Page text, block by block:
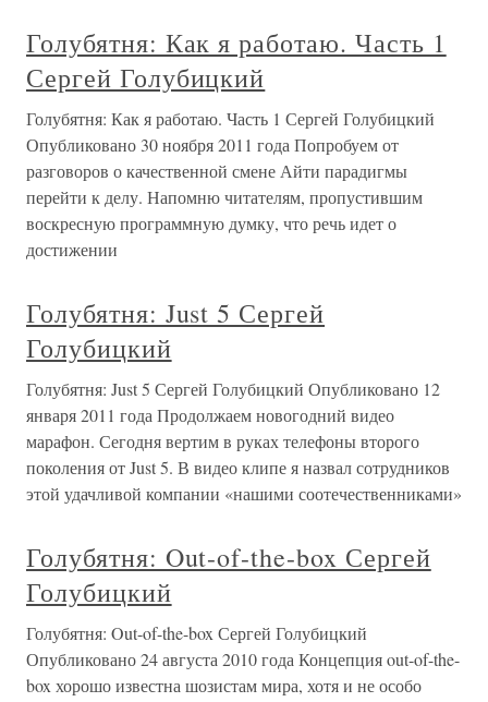
Голубятня: Как я работаю. Часть 1
Сергей Голубицкий
Голубятня: Как я работаю. Часть 1 Сергей Голубицкий
Опубликовано 30 ноября 2011 года Попробуем от
разговоров о качественной смене Айти парадигмы
перейти к делу. Напомню читателям, пропустившим
воскресную программную думку, что речь идет о
достижении
Голубятня: Just 5 Сергей
Голубицкий
Голубятня: Just 5 Сергей Голубицкий Опубликовано 12
января 2011 года Продолжаем новогодний видео
марафон. Сегодня вертим в руках телефоны второго
поколения от Just 5. В видео клипе я назвал сотрудников
этой удачливой компании «нашими соотечественниками»
Голубятня: Out-of-the-box Сергей
Голубицкий
Голубятня: Out-of-the-box Сергей Голубицкий
Опубликовано 24 августа 2010 года Концепция out-of-the-
box хорошо известна шозистам мира, хотя и не особо